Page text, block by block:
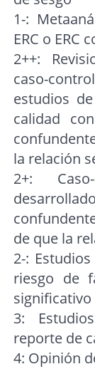
1-:
ERC o ERC
2++:
caso-
estudios
calidad
la relación
2+:
de que la
2-:
riesgo de
significativo
3:
reporte de
4: Opinión